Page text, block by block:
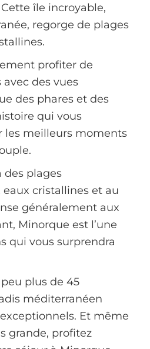
île incroyable,
regorge de plages
profiter de
des vues
des phares et des
qui vous
les meilleurs moments
des plages
cristallines et au
généralement aux
Minorque est l’une
qui vous surprendra
plus de 45
méditerranéen
Et même
grande, profitez